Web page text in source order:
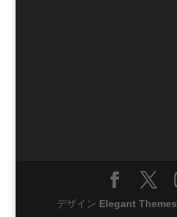
デザイン Elegant Themes